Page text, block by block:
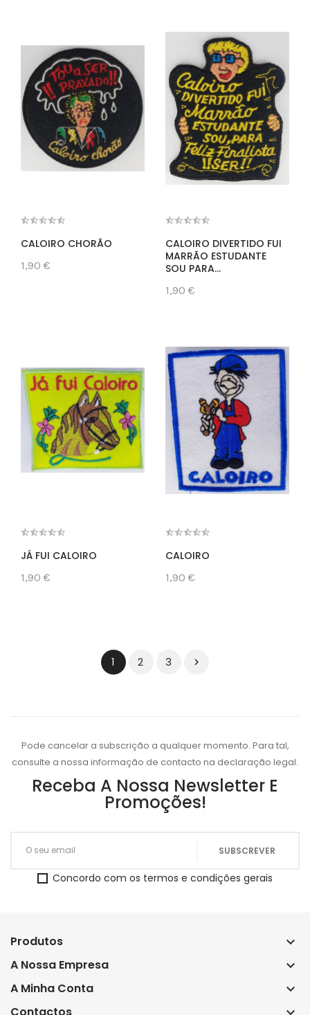
CALOIRO CHORÃO
1,90 €
CALOIRO DIVERTIDO FUI
MARRÃO ESTUDANTE
SOU PARA...
1,90 €
JÁ FUI CALOIRO
1,90 €
CALOIRO
1,90 €
1 2 3 
Pode cancelar a subscrição a qualquer momento. Para tal,
consulte a nossa informação de contacto na declaração legal.
Receba A Nossa Newsletter E
Promoções!
Concordo com os termos e condições gerais
Produtos keyboard_arrow_down
A Nossa Empresa keyboard_arrow_down
A Minha Conta keyboard_arrow_down
Contactos